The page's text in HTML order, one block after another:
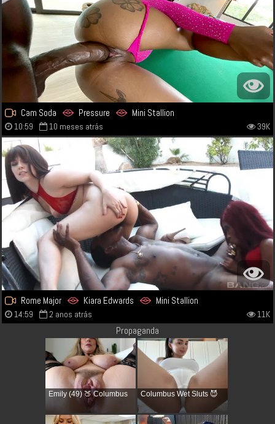
Cam Soda Pressure Mini Stallion
10:59 10 meses atrás 39K
Rome Major Kiara Edwards Mini Stallion
14:59 2 anos atrás 11K
Propaganda
Emily (49) 🍑 Columbus Columbus Wet Sluts 😈